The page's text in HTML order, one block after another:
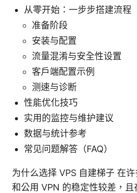
从零开始：一步步搭建流程
准备阶段
安装与配置
流量混淆与安全性设置
客户端配置示例
测速与诊断
性能优化技巧
实用的监控与维护建议
数据与统计参考
常见问题解答（FAQ）
为什么选择 VPS 自建梯子 在
和公用 VPN 的稳定性较差，